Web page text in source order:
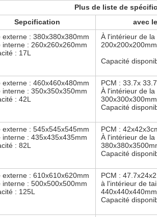
Plus de liste de
Sepcification
avec
externe : 380x380x380mm
interne : 260x260x260mm
: 17L
À l'intérieur de la
200x200x200mm
Capacité
externe : 460x460x480mm
interne : 350x350x350mm
: 42L
PCM : 33.7x
À l'intérieur de la
300x300x300mm
Capacité
externe : 545x545x545mm
interne : 435x435x435mm
: 82L
PCM :
À l'intérieur de la
Capacité
externe : 610x610x620mm
interne : 500x500x500mm
: 125L
PCM :
à l'intérieur de
440x440x440mm
Capacité